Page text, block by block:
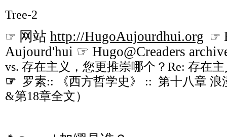
Tree-2
☞ 网站 http://HugoAujourdhui.org ☞
Aujourd'hui ☞ Hugo@Creaders
vs. 存在主义，您更推崇哪个？Re: 存在
☞ 罗素:: 《西方哲学史》 :: 第十八章 浪
&第18章全文）